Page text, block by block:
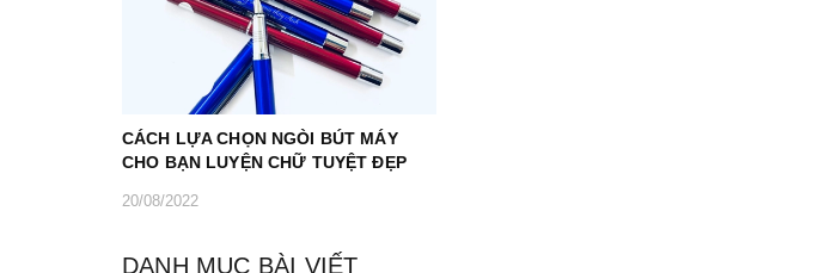
CÁCH LỰA CHỌN NGÒI BÚT MÁY
CHO BẠN LUYỆN CHỮ TUYỆT ĐẸP
20/08/2022
DANH MỤC BÀI VIẾT